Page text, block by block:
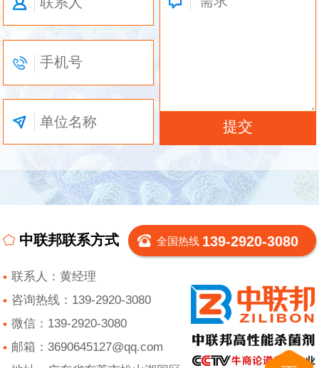
中联邦联系方式 全国热线 139-2920-3080
联系人：黄经理
咨询热线：139-2920-3080
微信：139-2920-3080
邮箱：3690645127@qq.com